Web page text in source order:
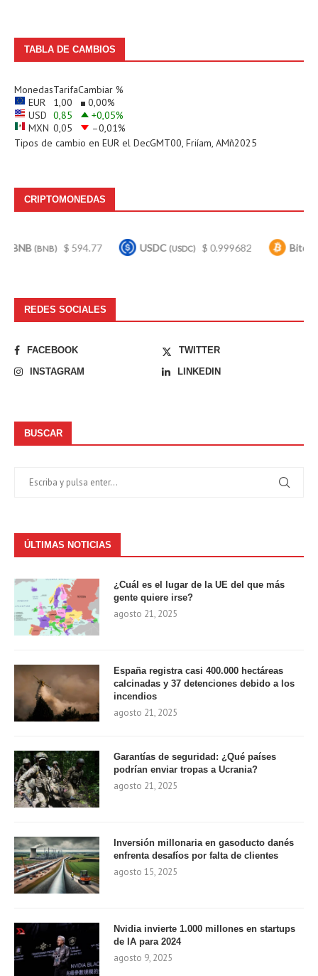
TABLA DE CAMBIOS
MonedasTarifaCambiar %
EUR
1,00 0,00%
USD 0,85 +0,05%
MXN 0,05 –0,01%
Tipos de cambio en EUR el DecGMT00, Friíam, AMñ2025
CRIPTOMONEDAS
(BNB) $ 594.77 USDC (USDC) $ 0.999682 Bitcoin(BTC)
REDES SOCIALES
FACEBOOK
TWITTER
INSTAGRAM
LINKEDIN
BUSCAR
ÚLTIMAS NOTICIAS
¿Cuál es el lugar de la UE del que más
gente quiere irse?
agosto 21, 2025
España registra casi 400.000 hectáreas
calcinadas y 37 detenciones debido a los
incendios
agosto 21, 2025
Garantías de seguridad: ¿Qué países
podrían enviar tropas a Ucrania?
agosto 21, 2025
Inversión millonaria en gasoducto danés
enfrenta desafíos por falta de clientes
agosto 15, 2025
Nvidia invierte 1.000 millones en startups
de IA para 2024
agosto 9, 2025